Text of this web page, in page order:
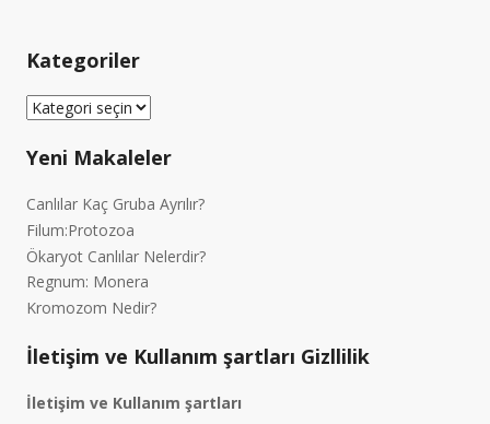
Kategoriler
Kategoriler
Yeni Makaleler
Canlılar Kaç Gruba Ayrılır?
Filum:Protozoa
Ökaryot Canlılar Nelerdir?
Regnum: Monera
Kromozom Nedir?
İletişim ve Kullanım şartları Gizllilik
İletişim ve Kullanım şartları